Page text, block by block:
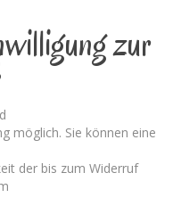
zur
möglich. Sie können eine
der bis zum Widerruf